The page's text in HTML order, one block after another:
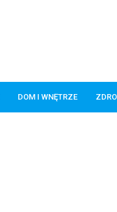
DOM I WNĘTRZE